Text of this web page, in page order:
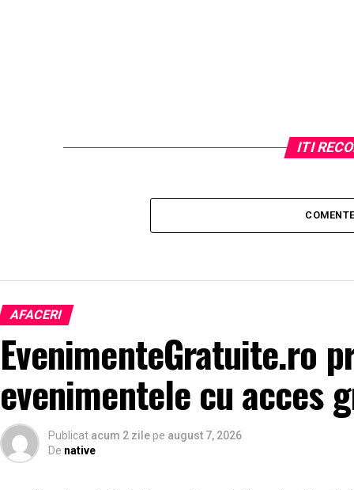
ITI
AFACERI
EvenimenteGratuite.ro
evenimentele cu acces
Publicat acum 2 zile pe august 7, 2026
De native